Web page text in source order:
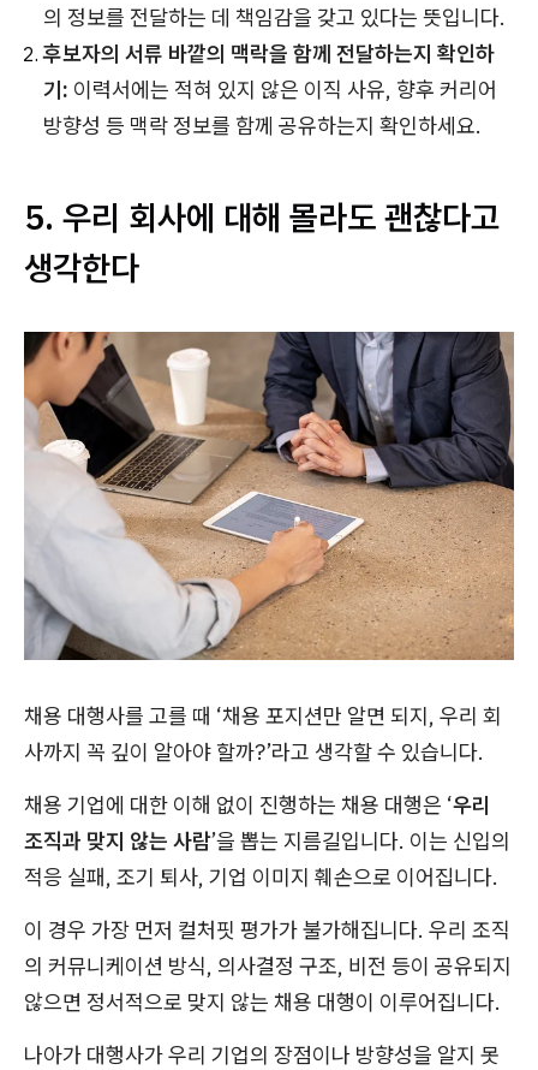
의 정보를 전달하는 데 책임감을 갖고 있다는 뜻입니다.
후보자의 서류 바깥의 맥락을 함께 전달하는지 확인하
기: 이력서에는 적혀 있지 않은 이직 사유, 향후 커리어
방향성 등 맥락 정보를 함께 공유하는지 확인하세요.
5. 우리 회사에 대해 몰라도 괜찮다고
생각한다
채용 대행사를 고를 때 ‘채용 포지션만 알면 되지, 우리 회
사까지 꼭 깊이 알아야 할까?’라고 생각할 수 있습니다.
채용 기업에 대한 이해 없이 진행하는 채용 대행은 ‘우리
조직과 맞지 않는 사람’을 뽑는 지름길입니다. 이는 신입의
적응 실패, 조기 퇴사, 기업 이미지 훼손으로 이어집니다.
이 경우 가장 먼저 컬처핏 평가가 불가해집니다. 우리 조직
의 커뮤니케이션 방식, 의사결정 구조, 비전 등이 공유되지
않으면 정서적으로 맞지 않는 채용 대행이 이루어집니다.
나아가 대행사가 우리 기업의 장점이나 방향성을 알지 못